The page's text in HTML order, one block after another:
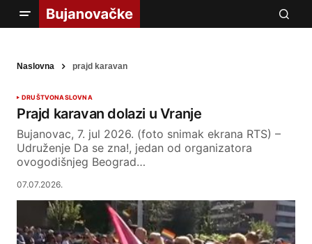
Naslovna prajd karavan
DRUŠTVONASLOVNA
Prajd karavan dolazi u Vranje
Bujanovac, 7. jul 2026. (foto snimak ekrana RTS) –
Udruženje Da se zna!, jedan od organizatora
ovogodišnjeg Beograd…
07.07.2026.